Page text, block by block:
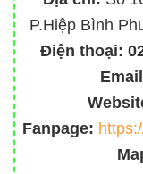
P.Hiệp Bình
Điện thoại:
Fanpage: